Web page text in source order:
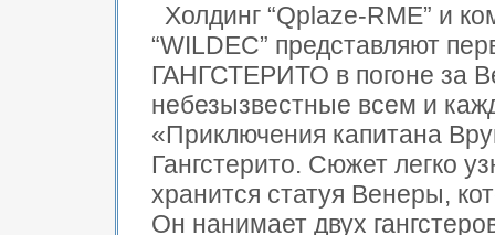
Холдинг “Qplaze-RME” и
“WILDEC” представляют
ГАНГСТЕРИТО в погоне за
небезызвестные всем и
«Приключения капитана
Гангстерито. Сюжет легко
хранится статуя Венеры,
Он нанимает двух